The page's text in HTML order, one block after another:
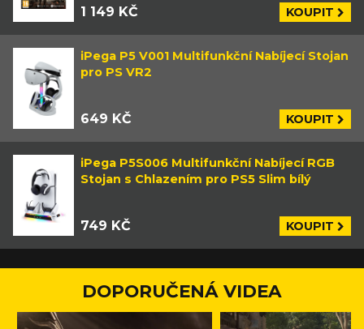
1 149 KČ KOUPIT
iPega P5 V001 Multifunkční Nabíjecí Stojan
pro PS VR2
649 KČ KOUPIT
iPega P5S006 Multifunkční Nabíjecí RGB
Stojan s Chlazením pro PS5 Slim bílý
749 KČ KOUPIT
DOPORUČENÁ VIDEA